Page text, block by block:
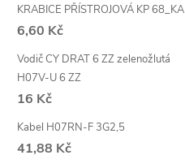
KRABICE PŘÍSTROJOVÁ KP 68_KA
6,60 Kč
Vodič CY DRAT 6 ZZ zelenožlutá
H07V-U 6 ZZ
16 Kč
Kabel H07RN-F 3G2,5
41,88 Kč